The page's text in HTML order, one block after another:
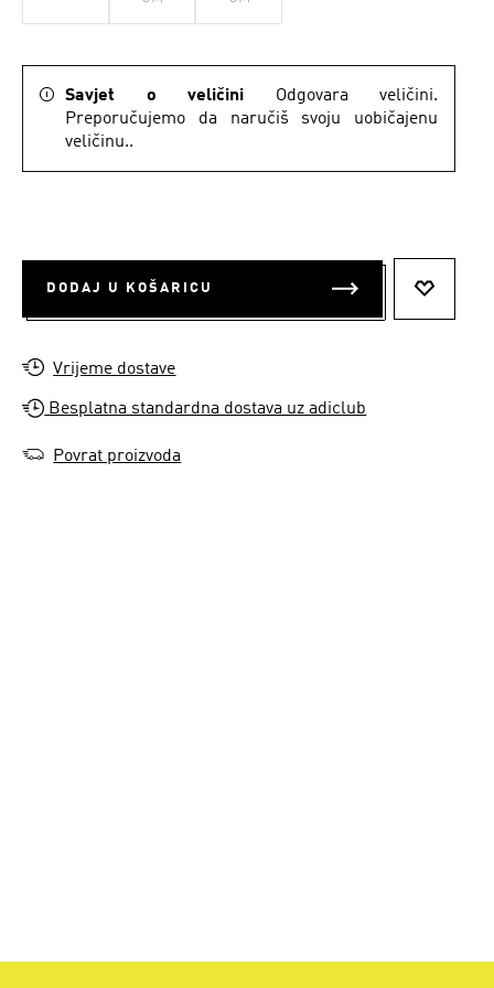
Savjet o veličini Odgovara veličini.
Preporučujemo da naručiš svoju uobičajenu
veličinu..
DODAJ U KOŠARICU
Vrijeme dostave
Besplatna standardna dostava uz adiclub
Povrat proizvoda